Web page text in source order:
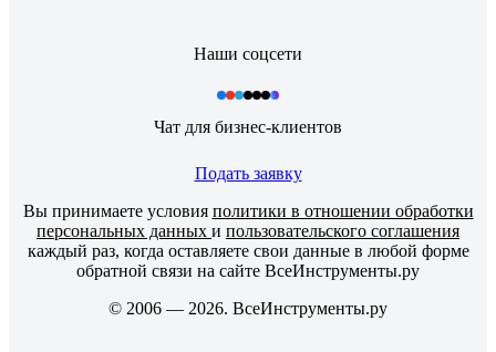
Наши соцсети
Чат для бизнес-клиентов
Подать заявку
Вы принимаете условия политики в отношении обработки
персональных данных и пользовательского соглашения
каждый раз, когда оставляете свои данные в любой форме
обратной связи на сайте ВсеИнструменты.ру
© 2006 — 2026. ВсеИнструменты.ру